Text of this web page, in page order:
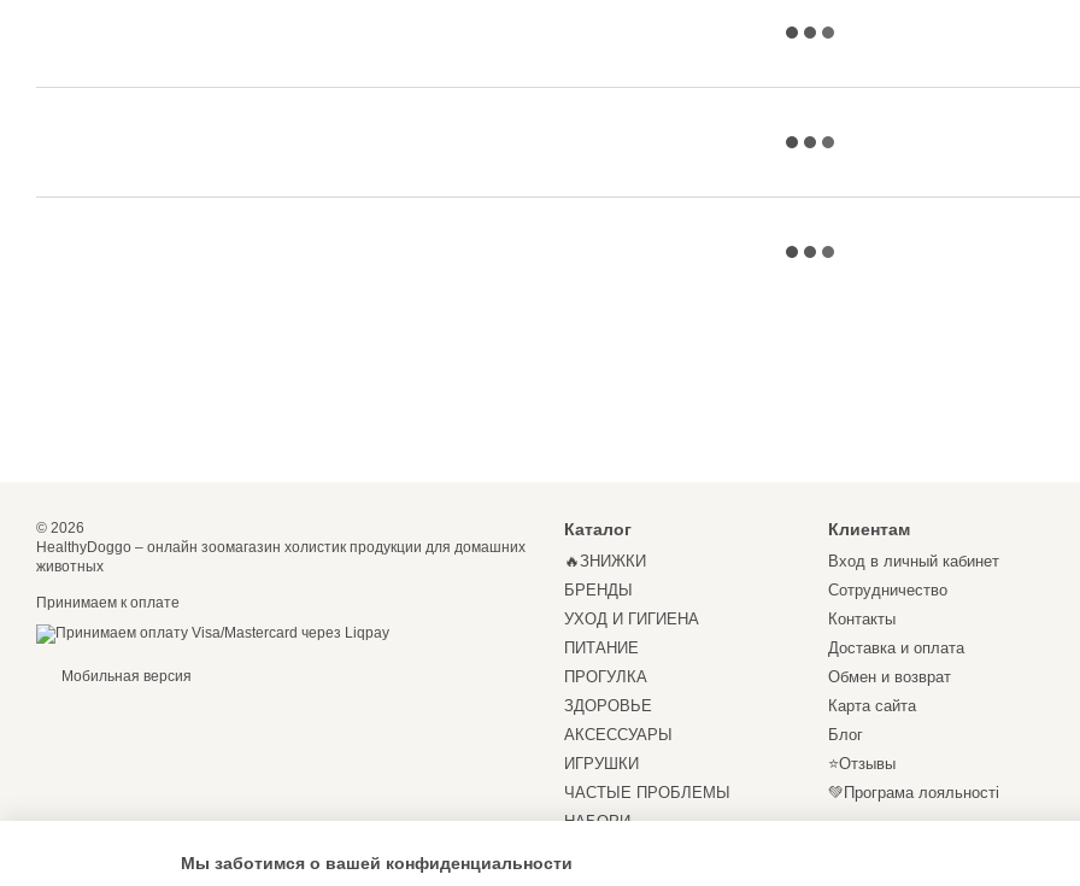
© 2026
HealthyDoggo – онлайн зоомагазин холистик продукции для домашних
животных
Принимаем к оплате
Мобильная версия
Каталог
🔥ЗНИЖКИ
БРЕНДЫ
УХОД И ГИГИЕНА
ПИТАНИЕ
ПРОГУЛКА
ЗДОРОВЬЕ
АКСЕССУАРЫ
ИГРУШКИ
ЧАСТЫЕ ПРОБЛЕМЫ
НАБОРИ
Клиентам
Вход в личный кабинет
Сотрудничество
Контакты
Доставка и оплата
Обмен и возврат
Карта сайта
Блог
⭐Отзывы
💚Програма лояльності
Мы заботимся о вашей конфиденциальности